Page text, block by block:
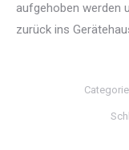
aufgehoben werden
zurück ins